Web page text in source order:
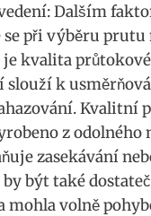
Dalším
⁤při výběru prutu
kvalita
slouží k
Kvalitní
z odolného
zasekávání
by být⁢ také‍
mohla⁤ volně‌